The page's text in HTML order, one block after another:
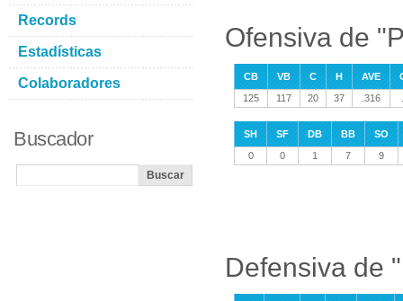
Ofensiva de
CB VB C H AVE
125
117 20 37 .316
SH SF DB BB
SO
0
0 1 7 9
Defensiva de
Records
Estadísticas
Colaboradores
Buscador